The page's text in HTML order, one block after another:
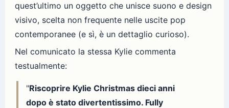
quest’ultimo un oggetto che unisce suono e design
visivo, scelta non frequente nelle uscite pop
contemporanee (e sì, è un dettaglio curioso).
Nel comunicato la stessa Kylie commenta
testualmente:
"Riscoprire Kylie Christmas dieci anni
dopo è stato divertentissimo. Fully